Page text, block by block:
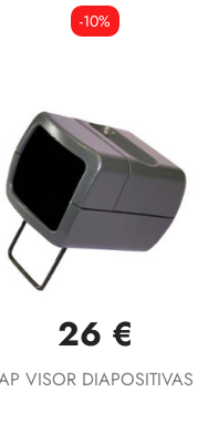
-10%
26 €
VISOR DIAPOSITIVAS